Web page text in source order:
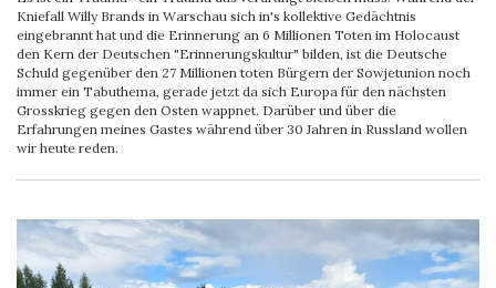
Kniefall Willy Brands in Warschau sich in's kollektive Gedächtnis
eingebrannt hat und die Erinnerung an 6 Millionen Toten im Holocaust
den Kern der Deutschen "Erinnerungskultur" bilden, ist die Deutsche
Schuld gegenüber den 27 Millionen toten Bürgern der Sowjetunion noch
immer ein Tabuthema, gerade jetzt da sich Europa für den nächsten
Grosskrieg gegen den Osten wappnet. Darüber und über die
Erfahrungen meines Gastes während über 30 Jahren in Russland wollen
wir heute reden.